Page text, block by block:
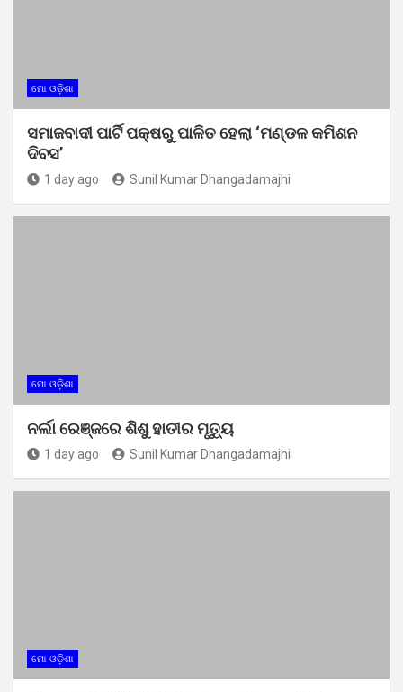
ମୋ ଓଡ଼ିଶା
ସମାଜବାଦୀ ପାର୍ଟି ପକ୍ଷରୁ ପାଳିତ ହେଲା ‘ମଣ୍ଡଳ କମିଶନ
ଦିବସ’
1 day ago Sunil Kumar Dhangadamajhi
ମୋ ଓଡ଼ିଶା
ନର୍ଲା ରେଞ୍ଜରେ ଶିଶୁ ହାତୀର ମୃତ୍ୟୁ
1 day ago Sunil Kumar Dhangadamajhi
ମୋ ଓଡ଼ିଶା